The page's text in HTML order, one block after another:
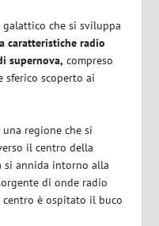
galattico che si sviluppa
caratteristiche radio
supernova, compreso
sferico scoperto ai
regione che si
il centro della
si annida intorno alla
di onde radio
è ospitato il buco